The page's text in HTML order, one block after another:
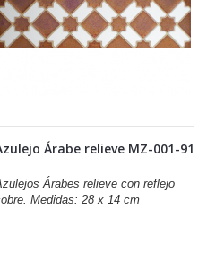
Árabe relieve MZ-001-91
Árabes relieve con reflejo
Medidas: 28 x 14 cm